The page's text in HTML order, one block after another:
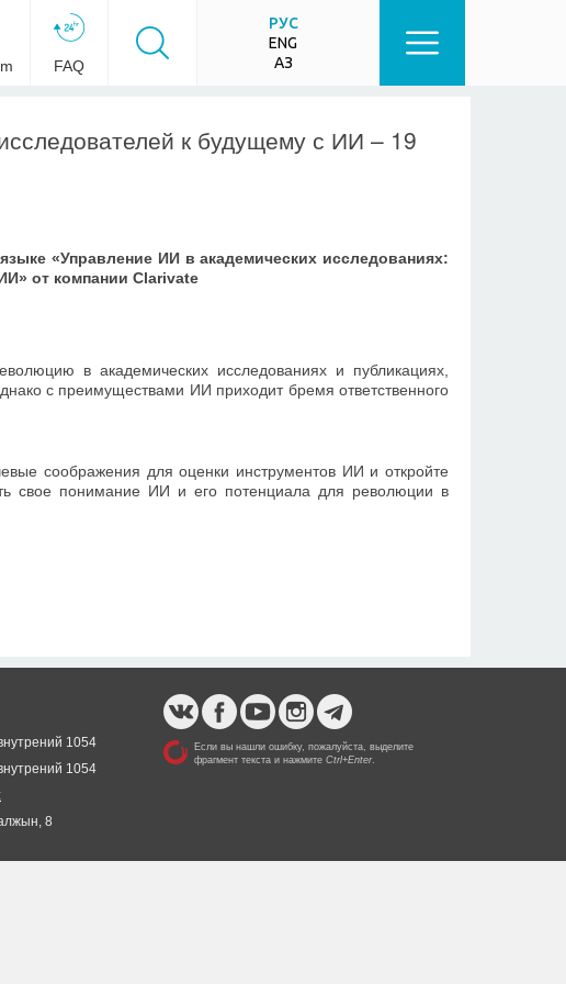
FAQ
РУС
ENG
ҚАЗ
к будущему с ИИ – 19
«Управление ИИ в академических исследованиях:
от компании Clarivate
в академических исследованиях и публикациях,
с преимуществами ИИ приходит бремя ответственного
соображения для оценки инструментов ИИ и откройте
свое понимание ИИ и его потенциала для революции в
1054
1054
8
Если вы нашли ошибку, пожалуйста, выделите
фрагмент текста и нажмите Ctrl+Enter.